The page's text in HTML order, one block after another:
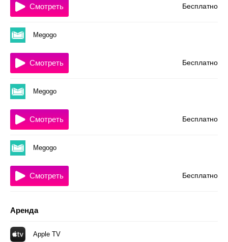
Бесплатно
Смотреть
Megogo
Бесплатно
Смотреть
Megogo
Бесплатно
Смотреть
Megogo
Бесплатно
Смотреть
Аренда
Apple TV